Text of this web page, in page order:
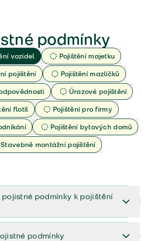
podmínky
vozidel
Pojištění majetku
pojištění
Pojištění mazlíčků
Úrazové pojištění
flotil
Pojištění pro firmy
Pojištění bytových domů
Stavebně montážní pojištění
podmínky k pojištění
Pojistné podmínky a vše důležité ke
podmínky